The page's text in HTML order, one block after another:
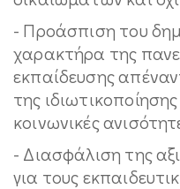
- Προάσπιση του
χαρακτήρα της
εκπαίδευσης
της
κοινωνικές
- Διασφάλιση της
για τους